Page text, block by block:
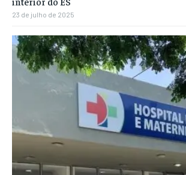
23 de julho de 2025